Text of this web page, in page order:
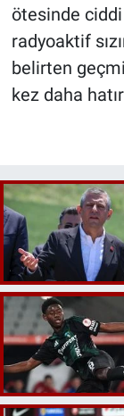
ötesinde
radyoaktif
belirten
kez daha